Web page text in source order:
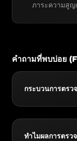
ภาระความสูญ
คำถามที่พบบ่อย
กระบวนการตร
ตรวจสอบอย่างอิ
ทำไมผลการตรว